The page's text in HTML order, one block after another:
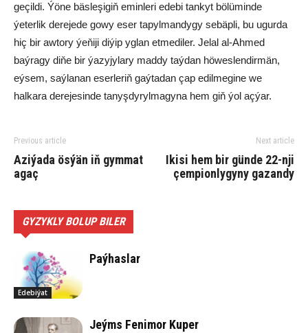
geçildi. Ýöne bäsleşigiň eminleri edebi tankyt bölüminde
ýeterlik derejede gowy eser tapylmandygy sebäpli, bu ugurda
hiç bir awtory ýeňiji diýip yglan etmediler. Jelal al-Ahmed
baýragy diňe bir ýazyjylary maddy taýdan höweslendirmän,
eýsem, saýlanan eserleriň gaýtadan çap edilmegine we
halkara derejesinde tanyşdyrylmagyna hem giň ýol açýar.
Previous article
Azi­ýa­da ös­ýän iň gym­mat
aga­ç
Next article
Ikisi hem bir günde 22-nji
çempionlygyny gazandy
GYZYKLY BOLUP BILER
Edebiýat
Paýhaslar
Jeýms Fenimor Kuper